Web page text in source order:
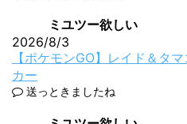
ミユツー欲しい
2026/8/3
【ポケモンGO】レイド＆タ
カー
送っときましたね